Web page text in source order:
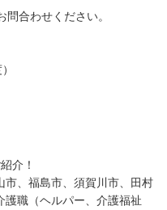
問合わせください。
介！
市、福島市、須賀川市、田村
護職（ヘルパー、介護福祉